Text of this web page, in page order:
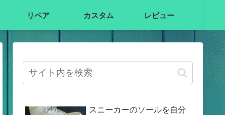
リペア カスタム レビュー
スニーカーのソールを自分